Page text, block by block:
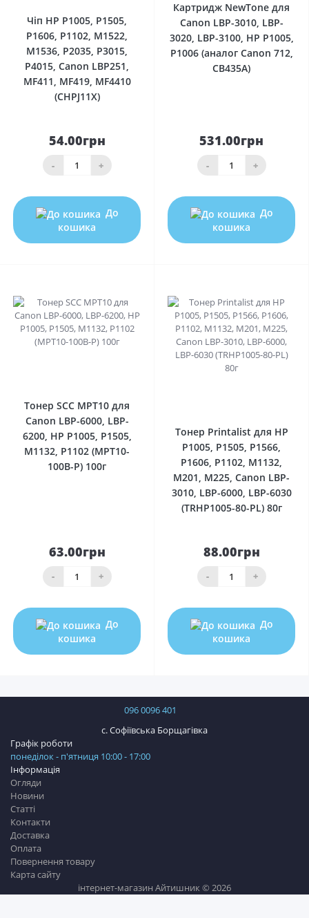
Чіп HP P1005, P1505,
P1606, P1102, M1522,
M1536, P2035, P3015,
P4015, Canon LBP251,
MF411, MF419, MF4410
(CHPJ11X)
54.00грн
- +
До
кошика
Картридж NewTone для
Canon LBP-3010, LBP-
3020, LBP-3100, HP P1005,
P1006 (аналог Canon 712,
CB435A)
531.00грн
- +
До
кошика
Тонер SCC MPT10 для
Canon LBP-6000, LBP-
6200, HP P1005, P1505,
M1132, P1102 (MPT10-
100B-P) 100г
63.00грн
- +
До
кошика
Тонер Printalist для HP
P1005, P1505, P1566,
P1606, P1102, M1132,
M201, M225, Canon LBP-
3010, LBP-6000, LBP-6030
(TRHP1005-80-PL) 80г
88.00грн
- +
До
кошика
096 0096 401
с. Софіївська Борщагівка
Інформація
Огляди
Новини
Статті
Контакти
Доставка
Оплата
Повернення товару
Карта сайту
Графік роботи
понеділок - п'ятниця 10:00 - 17:00
інтернет-магазин Айтишник © 2026